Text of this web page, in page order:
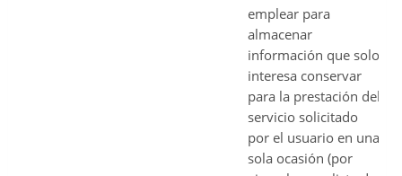
emplear para
almacenar
información que solo
interesa conservar
para la prestación del
servicio solicitado
por el usuario en una
sola ocasión (por